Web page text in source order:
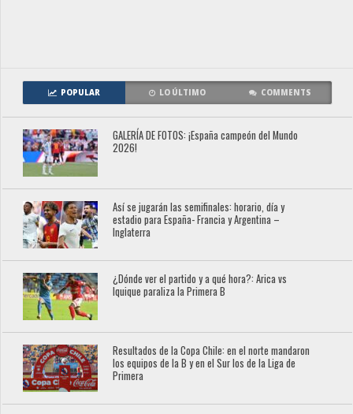
POPULAR LO ÚLTIMO COMMENTS
GALERÍA DE FOTOS: ¡España campeón del Mundo
2026!
Así se jugarán las semifinales: horario, día y
estadio para España- Francia y Argentina –
Inglaterra
¿Dónde ver el partido y a qué hora?: Arica vs
Iquique paraliza la Primera B
Resultados de la Copa Chile: en el norte mandaron
los equipos de la B y en el Sur los de la Liga de
Primera